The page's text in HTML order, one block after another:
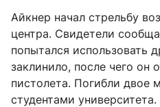
Айкнер начал стрельбу
центра. Свидетели
попытался использовать
заклинило, после чего он
пистолета. Погибли двое
студентами